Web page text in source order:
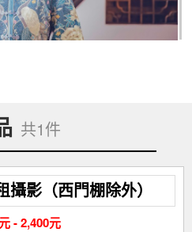
共1件
影（西門棚除外）
- 2,400元